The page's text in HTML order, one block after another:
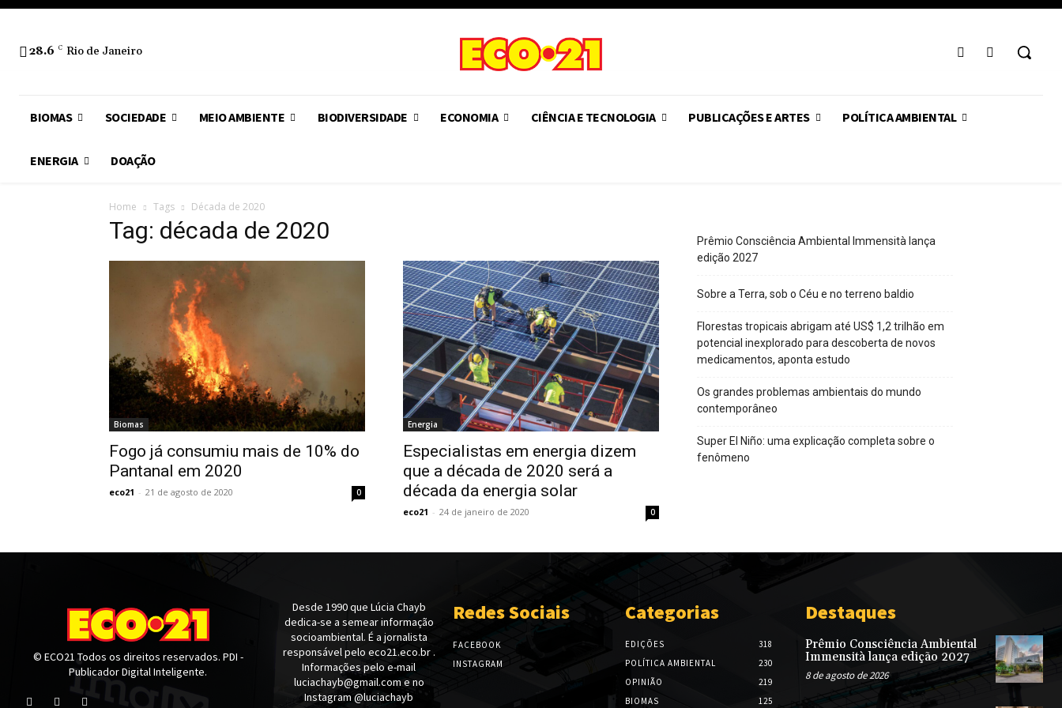
28.6 C Rio de Janeiro
BIOMAS SOCIEDADE MEIO AMBIENTE BIODIVERSIDADE ECONOMIA CIÊNCIA E TECNOLOGIA PUBLICAÇÕES E ARTES POLÍTICA AMBIENTAL
ENERGIA DOAÇÃO
Home Tags Década de 2020
Tag: década de 2020
Biomas
Fogo já consumiu mais de 10% do
Pantanal em 2020
eco21 - 21 de agosto de 2020 0
Energia
Especialistas em energia dizem
que a década de 2020 será a
década da energia solar
eco21 - 24 de janeiro de 2020 0
Prêmio Consciência Ambiental Immensità lança
edição 2027
Sobre a Terra, sob o Céu e no terreno baldio
Florestas tropicais abrigam até US$ 1,2 trilhão em
potencial inexplorado para descoberta de novos
medicamentos, aponta estudo
Os grandes problemas ambientais do mundo
contemporâneo
Super El Niño: uma explicação completa sobre o
fenômeno
© ECO21 Todos os direitos reservados. PDI -
Publicador Digital Inteligente.
Desde 1990 que Lúcia Chayb
dedica-se a semear informação
socioambiental. É a jornalista
responsável pelo eco21.eco.br .
Informações pelo e-mail
luciachayb@gmail.com e no
Instagram @luciachayb
Redes Sociais
FACEBOOK
INSTAGRAM
Categorias
EDIÇÕES
318
POLÍTICA AMBIENTAL
230
OPINIÃO
219
BIOMAS
125
Destaques
Prêmio Consciência Ambiental
Immensità lança edição 2027
8 de agosto de 2026